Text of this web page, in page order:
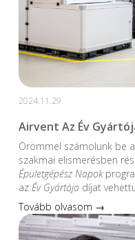
2024.11.29.
Airvent Az Év
Örömmel számolunk be
szakmai elismerésben
Épületgépész Napok
az Év Gyártójadíjat
Tovább olvasom →